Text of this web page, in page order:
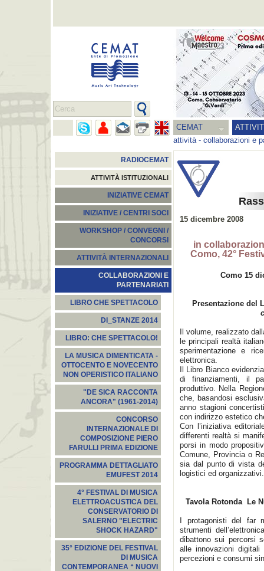
CEMAT
attività- collaborazioni e
RADIOCEMAT
ATTIVITÀ ISTITUZIONALI
INIZIATIVE CEMAT
INIZIATIVE / CENTRI SOCI
WORKSHOP / CONVEGNI /
CONCORSI
ATTIVITÀ INTERNAZIONALI
COLLABORAZIONI E
PARTENARIATI
LIBRO CHE SPETTACOLO
DI_STANZE 2014
LIBRO: CHE SPETTACOLO!
LA MUSICA DIMENTICATA -
OTTOCENTO E NOVECENTO
NON OPERISTICO ITALIANO
"DE SICA RACCONTA
ANCORA" (1961-2014)
CONCORSO
INTERNAZIONALE DI
COMPOSIZIONE PIERO
FARULLI PRIMA EDIZIONE
PROGRAMMA DETTAGLIATO
EMUFEST 2014
4° FESTIVAL DI MUSICA
ELETTROACUSTICA DEL
CONSERVATORIO DI
SALERNO "ELECTRIC
SHOCK HAZARD"
35° EDIZIONE DEL FESTIVAL
DI MUSICA
CONTEMPORANEA “ NUOVI
15 dicembre 2008
in
Como, 42°
Como 15
Presentazione del
Il volume, realizzato
le principali realtà
sperimentazione e
elettronica.
Il Libro Bianco
di finanziamenti, il
produttivo. Nella
che, basandosi
anno stagioni
con indirizzo estetico
Con l’iniziativa
differenti realtà si
porsi in modo
Comune, Provincia o
sia dal punto di vista
logistici ed organizzativi.
Tavola Rotonda Le
I protagonisti del far
strumenti
dibattono sui percorsi
alle innovazioni
percezioni e consumi